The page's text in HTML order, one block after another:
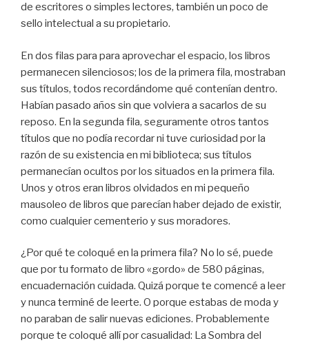
de escritores o simples lectores, también un poco de
sello intelectual a su propietario.
En dos filas para para aprovechar el espacio, los libros
permanecen silenciosos; los de la primera fila, mostraban
sus títulos, todos recordándome qué contenían dentro.
Habían pasado años sin que volviera a sacarlos de su
reposo. En la segunda fila, seguramente otros tantos
títulos que no podía recordar ni tuve curiosidad por la
razón de su existencia en mi biblioteca; sus títulos
permanecían ocultos por los situados en la primera fila.
Unos y otros eran libros olvidados en mi pequeño
mausoleo de libros que parecían haber dejado de existir,
como cualquier cementerio y sus moradores.
¿Por qué te coloqué en la primera fila? No lo sé, puede
que por tu formato de libro «gordo» de 580 páginas,
encuadernación cuidada. Quizá porque te comencé a leer
y nunca terminé de leerte. O porque estabas de moda y
no paraban de salir nuevas ediciones. Probablemente
porque te coloqué allí por casualidad: La Sombra del